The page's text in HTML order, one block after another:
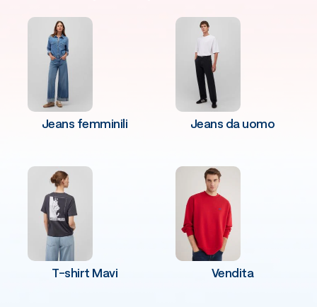
Jeans femminili Jeans da uomo
T-shirt Mavi Vendita